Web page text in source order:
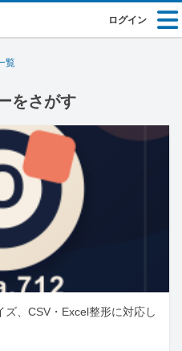
ログイン
覧
をさがす
、CSV・Excel整形に対応し